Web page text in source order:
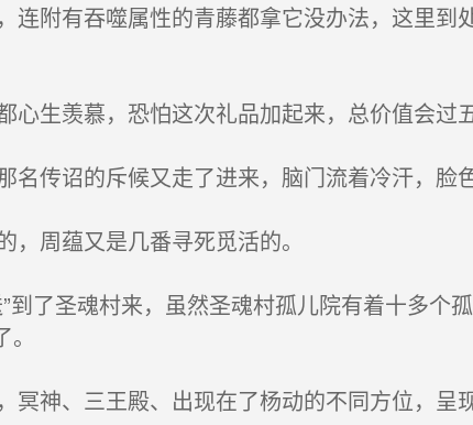
附有吞噬属性的青藤都拿它没办法，这里到
生羡慕，恐怕这次礼品加起来，总价值会过
传诏的斥候又走了进来，脑门流着冷汗，脸
周蕴又是几番寻死觅活的。
了圣魂村来，虽然圣魂村孤儿院有着十多个
神、三王殿、出现在了杨动的不同方位，呈